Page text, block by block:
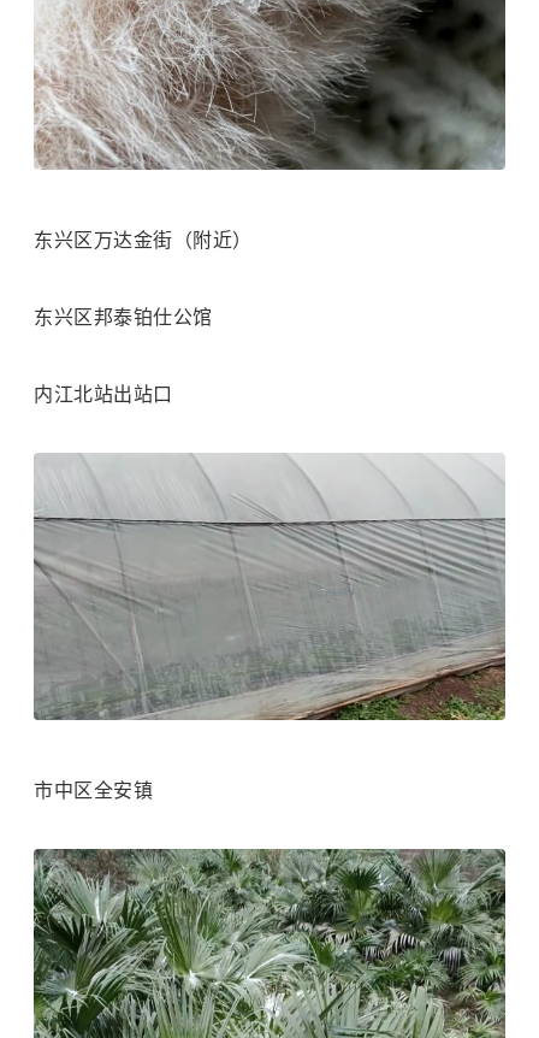
东兴区万达金街（附近）
东兴区邦泰铂仕公馆
内江北站出站口
市中区全安镇